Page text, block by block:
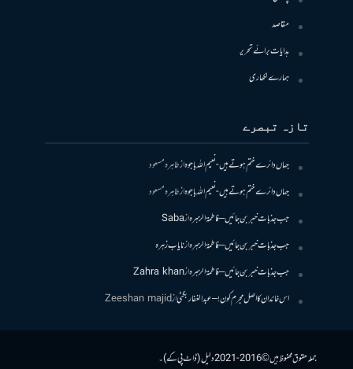
مقاصد
ہدایات برائے تحریر
ہمارے لکھاری
تازہ تبصرے
جہاں دائرے ختم ہوتے ہیں- نعیم اللہ باجوہازطاہرہ مسعود
جہاں دائرے ختم ہوتے ہیں- نعیم اللہ باجوہازطاہرہ مسعود
جب جذبات خبر بن جائیں – فاطمۃالزہرہازSaba
جب جذبات خبر بن جائیں – فاطمۃالزہرہازنایاب زہرہ
جب جذبات خبر بن جائیں – فاطمۃالزہرہازZahra khan
اس خاندان کا اصل مجرم کون! – عبدالغفار بگٹیازZeeshan majid
جملہ حقوق محفوظ ہیں © 2016-2021 دلیل (ڈاٹ پی کے)۔